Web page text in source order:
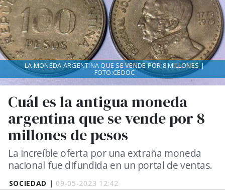
SOCIEDAD | 09-05-2023 12:42
Cuál es la antigua moneda
argentina que se vende por 8
millones de pesos
La increíble oferta por una extraña moneda
nacional fue difundida en un portal de ventas.
LA MONEDA ARGENTINA QUE SE VENDE POR 8 MILLONES |
FOTO:CEDOC